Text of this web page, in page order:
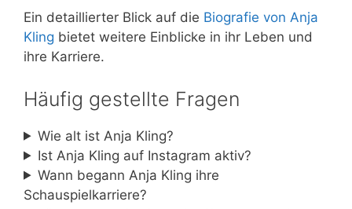
Ein detaillierter Blick auf die Biografie von Anja
Kling bietet weitere Einblicke in ihr Leben und
ihre Karriere.
Häufig gestellte Fragen
Wie alt ist Anja Kling?
Ist Anja Kling auf Instagram aktiv?
Wann begann Anja Kling ihre
Schauspielkarriere?